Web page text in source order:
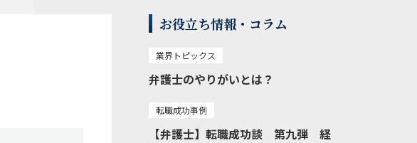
お役立ち情報・コラム
業界トピックス
弁護士のやりがいとは？
転職成功事例
【弁護士】転職成功談 第九弾 経